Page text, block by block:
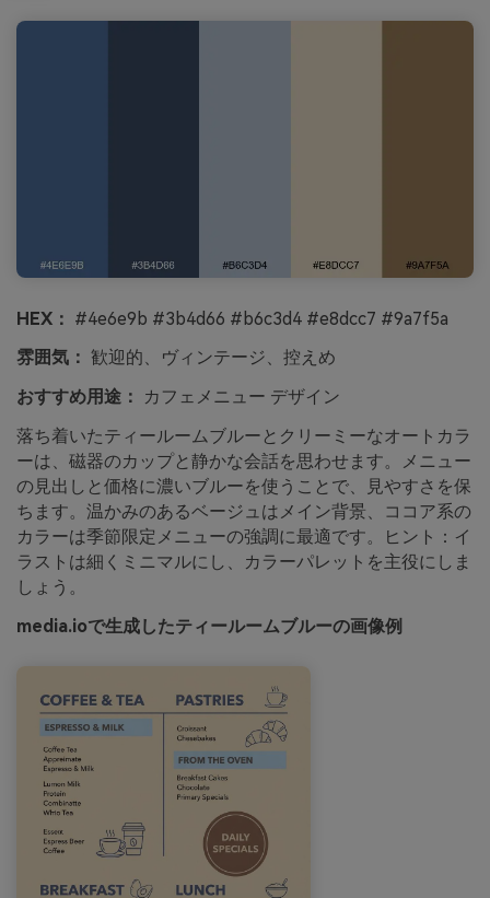
HEX： #4e6e9b #3b4d66 #b6c3d4 #e8dcc7 #9a7f5a
雰囲気： 歓迎的、ヴィンテージ、控えめ
おすすめ用途：
カフェメニュー デザイン
落ち着いたティールームブルーとクリーミーなオートカラ
ーは、磁器のカップと静かな会話を思わせます。メニュー
の見出しと価格に濃いブルーを使うことで、見やすさを保
ちます。温かみのあるベージュはメイン背景、ココア系の
カラーは季節限定メニューの強調に最適です。ヒント：イ
ラストは細くミニマルにし、カラーパレットを主役にしま
しょう。
media.ioで生成したティールームブルーの画像例